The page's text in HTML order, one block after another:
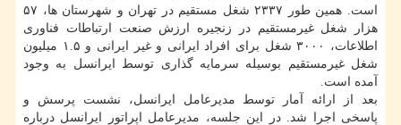
است. همین طور ۲۳۳۷ شغل مستقیم در تهران و شهرستان ها، ۵۷
هزار شغل غیرمستقیم در زنجیره ارزش صنعت ارتباطات فناوری
اطلاعات، ۳۰۰۰ شغل برای افراد ایرانی و غیر ایرانی و ۱.۵ میلیون
شغل غیرمستقیم بوسیله سرمایه گذاری توسط ایرانسل به وجود
آمده است.
بعد از ارائه آمار توسط مدیرعامل ایرانسل، نشست پرسش و
پاسخی اجرا شد. در این جلسه، مدیرعامل اپراتور ایرانسل درباره